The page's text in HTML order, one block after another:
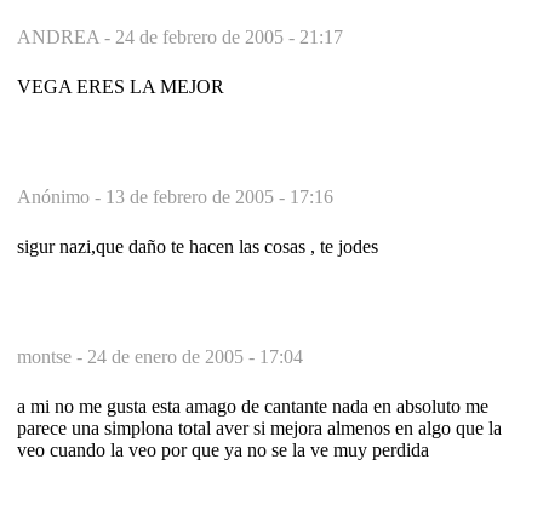
ANDREA - 24 de febrero de 2005 - 21:17
VEGA ERES LA MEJOR
Anónimo - 13 de febrero de 2005 - 17:16
sigur nazi,que daño te hacen las cosas , te jodes
montse - 24 de enero de 2005 - 17:04
a mi no me gusta esta amago de cantante nada en absoluto me
parece una simplona total aver si mejora almenos en algo que la
veo cuando la veo por que ya no se la ve muy perdida